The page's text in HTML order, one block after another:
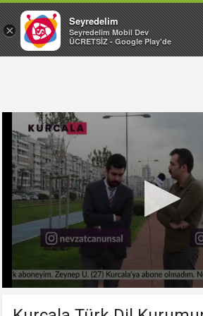
×
Seyredelim
Seyredelim Mobil Dev
ÜCRETSİZ - Google Play'de